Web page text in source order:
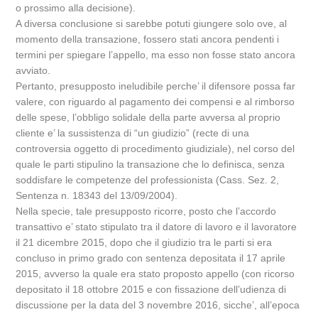
o prossimo alla decisione).
A diversa conclusione si sarebbe potuti giungere solo ove, al
momento della transazione, fossero stati ancora pendenti i
termini per spiegare l’appello, ma esso non fosse stato ancora
avviato.
Pertanto, presupposto ineludibile perche’ il difensore possa far
valere, con riguardo al pagamento dei compensi e al rimborso
delle spese, l’obbligo solidale della parte avversa al proprio
cliente e’ la sussistenza di “un giudizio” (recte di una
controversia oggetto di procedimento giudiziale), nel corso del
quale le parti stipulino la transazione che lo definisca, senza
soddisfare le competenze del professionista (Cass. Sez. 2,
Sentenza n. 18343 del 13/09/2004).
Nella specie, tale presupposto ricorre, posto che l’accordo
transattivo e’ stato stipulato tra il datore di lavoro e il lavoratore
il 21 dicembre 2015, dopo che il giudizio tra le parti si era
concluso in primo grado con sentenza depositata il 17 aprile
2015, avverso la quale era stato proposto appello (con ricorso
depositato il 18 ottobre 2015 e con fissazione dell’udienza di
discussione per la data del 3 novembre 2016, sicche’, all’epoca